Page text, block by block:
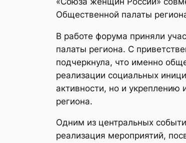
Общественной палаты
В работе форума приняли
палаты региона. С
подчеркнула, что именно
реализации социальных
активности, но и укреплению
региона.
Одним из центральных
реализация мероприятий,